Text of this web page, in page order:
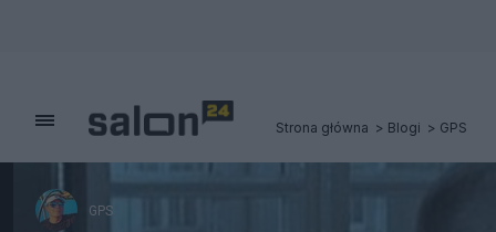
Strona główna Blogi GPS
GPS